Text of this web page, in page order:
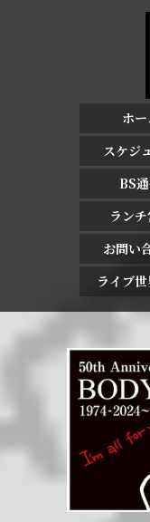
ホー
スケジ
BS
ラン
お問い
ライブ